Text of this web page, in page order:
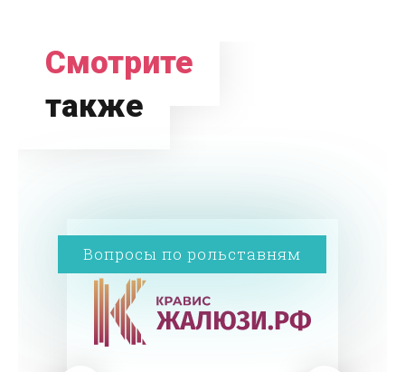
Смотрите
также
Вопросы по рольставням